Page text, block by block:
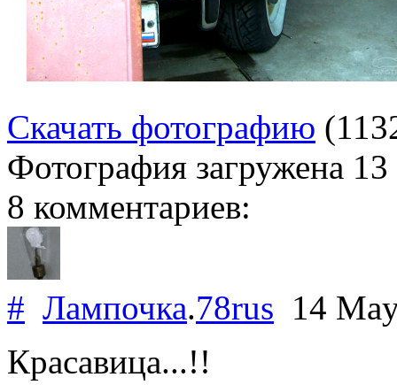
Скачать фотографию
Фотография загружена
8 комментариев:
# Лампочка.78rus 14
Красавица...!!